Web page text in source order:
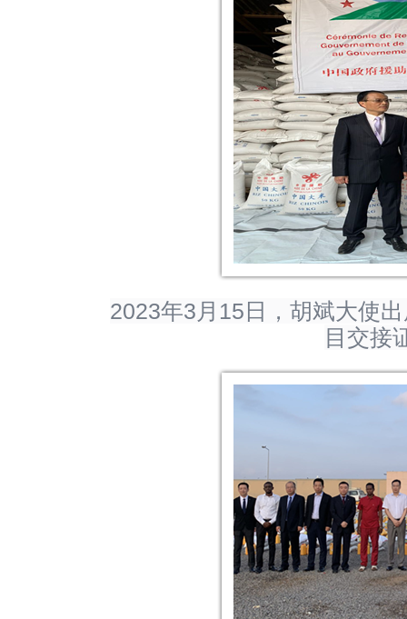
2023年3月15日，胡斌大使
目交接